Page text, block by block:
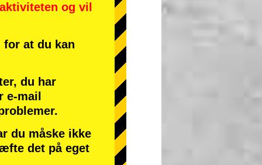
og vil
at du kan
du har
e-mail
du måske ikke
det på eget